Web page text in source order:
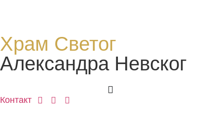
Храм Светог
Александра Невског
Контакт